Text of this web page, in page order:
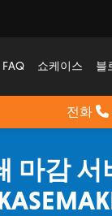
FAQ 쇼케이스 블
전화
마감 서